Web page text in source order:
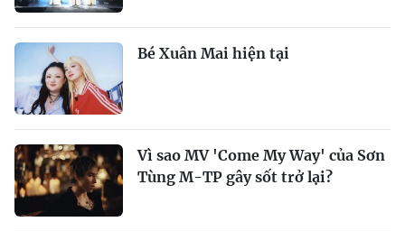
Bé Xuân Mai hiện tại
Vì sao MV 'Come My Way' của Sơn
Tùng M-TP gây sốt trở lại?